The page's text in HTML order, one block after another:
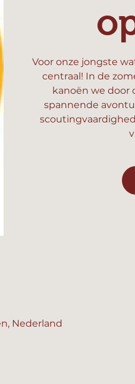
Voor onze jongste
centraal! In de
kanoën we door
spannende
Nederland